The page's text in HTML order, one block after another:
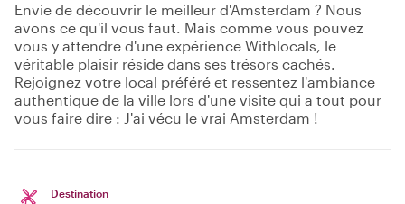
Envie de découvrir le meilleur d'Amsterdam ? Nous
avons ce qu'il vous faut. Mais comme vous pouvez
vous y attendre d'une expérience Withlocals, le
véritable plaisir réside dans ses trésors cachés.
Rejoignez votre local préféré et ressentez l'ambiance
authentique de la ville lors d'une visite qui a tout pour
vous faire dire : J'ai vécu le vrai Amsterdam !
Destination